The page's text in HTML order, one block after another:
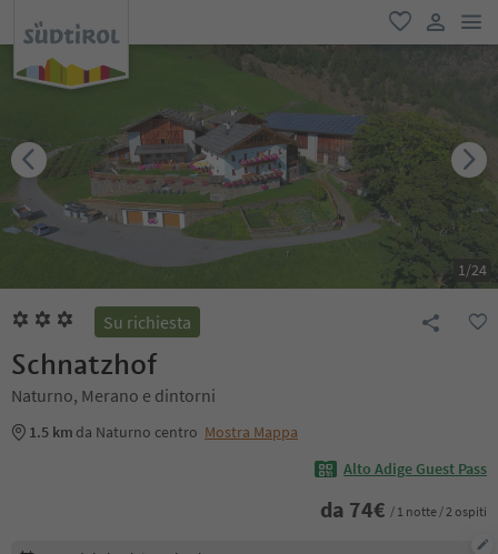
favoriti
user link
1/24
Su richiesta
Schnatzhof
Naturno, Merano e dintorni
1.5 km da Naturno centro Mostra Mappa
Alto Adige Guest Pass
da 74€ / 1 notte / 2 ospiti